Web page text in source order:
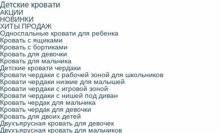
Детские кровати
АКЦИИ
НОВИНКИ
ХИТЫ ПРОДАЖ
Односпальные кровати для ребенка
Кровать с ящиками
Кровать с бортиками
Кровать для девочки
Кровать для мальчика
Детские кровати чердаки
Кровати чердаки с рабочей зоной для школьников
Кровати чердаки низкие для малышей
Кровати чердаки с игровой зоной
Кровати чердаки с нишей под диван
Кровать чердак для мальчика
Кровать чердак для девочки
Кровать для двоих детей
Двухъярусная кровать для девочек
Двухъярусная кровать для мальчиков